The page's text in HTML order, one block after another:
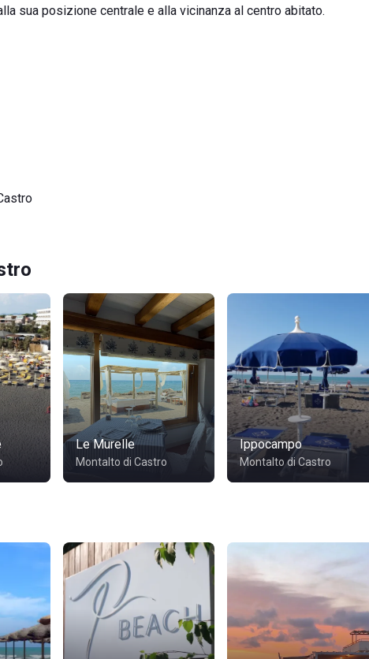
sua posizione centrale e alla vicinanza al centro abitato.
Le Murelle
Montalto di Castro
Ippocampo
Montalto di Castro